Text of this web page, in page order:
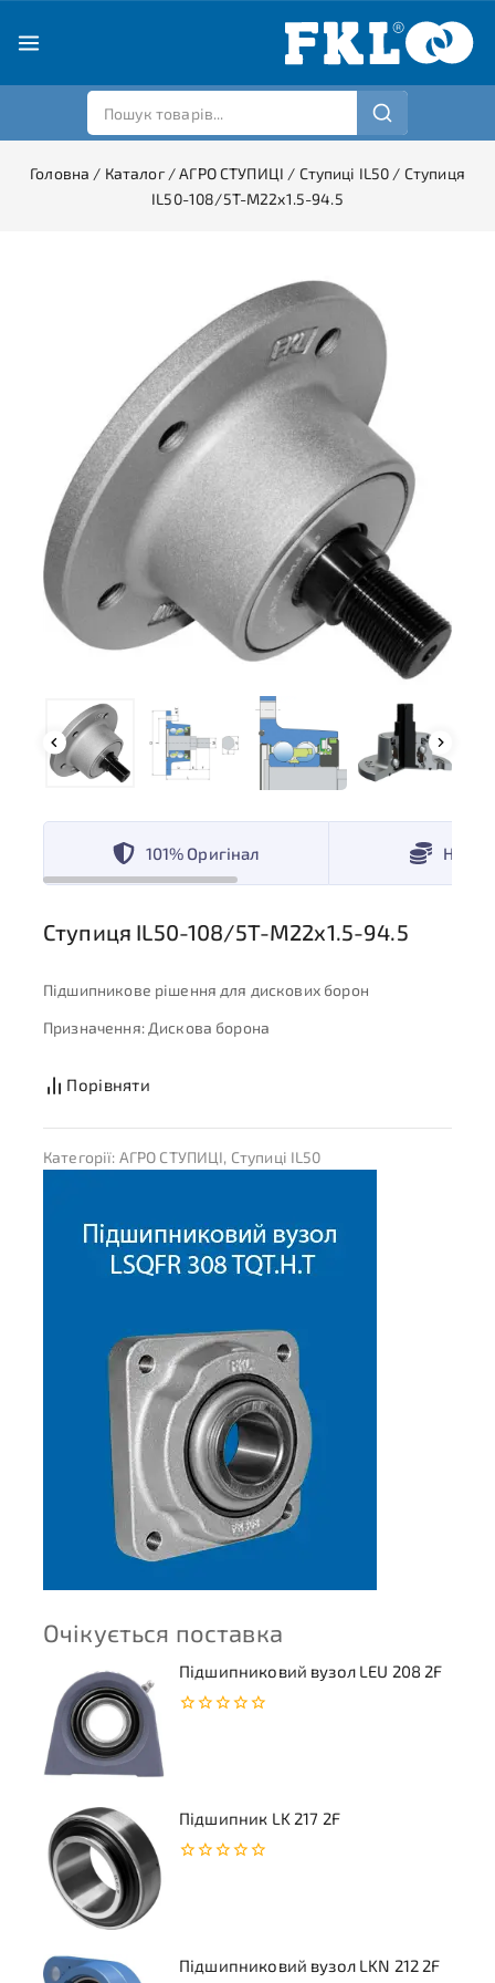
Головна / Каталог /АГРО СТУПИЦІ / Ступиці IL50 / Ступиця
IL50-108/5T-M22x1.5-94.5
Очікується поставка
Підшипниковий вузол LEU 208 2F
Підшипник LK 217 2F
Підшипниковий вузол LKN 212 2F
101% Оригінал
Ступиця IL50-108/5T-M22x1.5-94.5
Підшипникове рішення для дискових борон
Призначення: Дискова борона
Порівняти
Категорії: АГРО СТУПИЦІ, Ступиці IL50